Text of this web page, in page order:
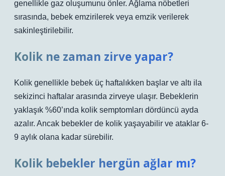
genellikle gaz oluşumunu önler. Ağlama nöbetleri
sırasında, bebek emzirilerek veya emzik verilerek
sakinleştirilebilir.
Kolik ne zaman zirve yapar?
Kolik genellikle bebek üç haftalıkken başlar ve altı ila
sekizinci haftalar arasında zirveye ulaşır. Bebeklerin
yaklaşık %60’ında kolik semptomları dördüncü ayda
azalır. Ancak bebekler de kolik yaşayabilir ve ataklar 6-
9 aylık olana kadar sürebilir.
Kolik bebekler hergün ağlar mı?